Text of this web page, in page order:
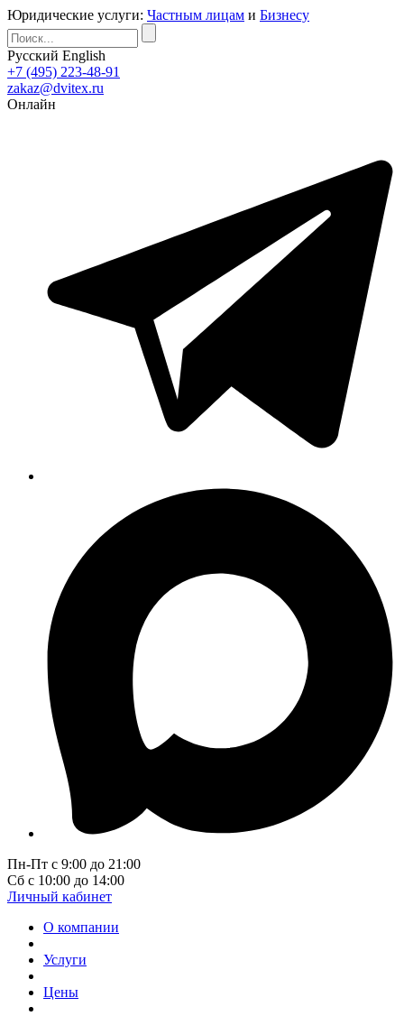
Юридические услуги: Частным лицам и Бизнесу
Русский English
+7 (495) 223-48-91
zakaz@dvitex.ru
Онлайн
Пн-Пт с 9:00 до 21:00
Сб с 10:00 до 14:00
Личный кабинет
О компании
Услуги
Цены